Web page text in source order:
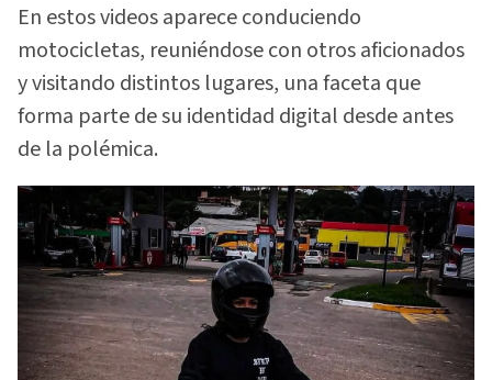
En estos videos aparece conduciendo
motocicletas, reuniéndose con otros aficionados
y visitando distintos lugares, una faceta que
forma parte de su identidad digital desde antes
de la polémica.